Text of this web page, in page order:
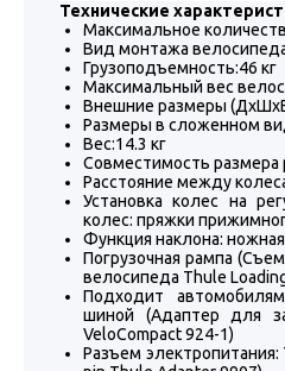
Технические
Максимальное
Вид монтажа
Грузоподъемность:46 кг
Максимальный вес
Внешние размеры
Размеры в сложенном
Вес:14.3 кг
Совместимость
Расстояние между
Установка колес на
колес: пряжки
Функция наклона:
Погрузочная рампа
велосипеда Thule
Подходит
шиной (Адаптер для
VeloCompact 924-1)
Разъем